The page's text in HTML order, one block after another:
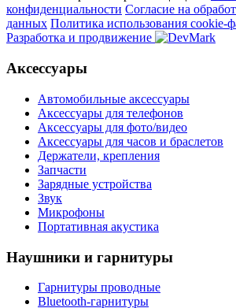
конфиденциальности Согласие на
данных Пoлитикa иcпoльзoвaния cookie-
Разработка и продвижение
Аксессуары
Автомобильные аксессуары
Аксессуары для телефонов
Аксессуары для фото/видео
Аксессуары для часов и браслетов
Держатели, крепления
Запчасти
Зарядные устройства
Звук
Микрофоны
Портативная акустика
Наушники и гарнитуры
Гарнитуры проводные
Bluetooth-гарнитуры